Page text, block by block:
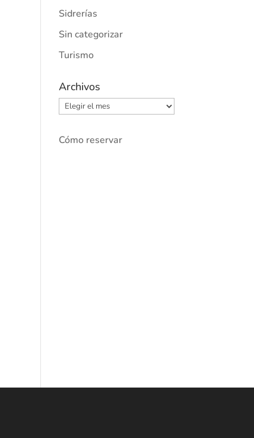
Sidrerías
Sin categorizar
Turismo
Archivos
Archivos
Cómo reservar